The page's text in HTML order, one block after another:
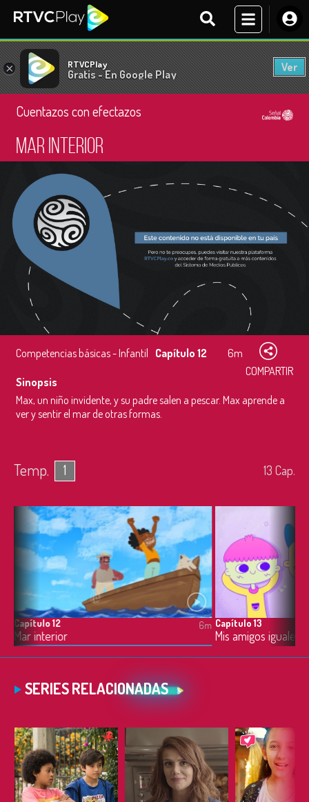
× RTVCPlay
Gratis - En Google Play
Ver
Cuentazos con efectazos
Mar interior
Competencias básicas - Infantil Capítulo 12
6m
COMPARTIR
Sinopsis
Max, un niño invidente, y su padre salen a pescar. Max aprende a
ver y sentir el mar de otras formas.
Temp. 1 13 Cap.
Capítulo 12
Mar interior
6m Capítulo 13
Mis amigos iguales
SERIES RELACIONADAS